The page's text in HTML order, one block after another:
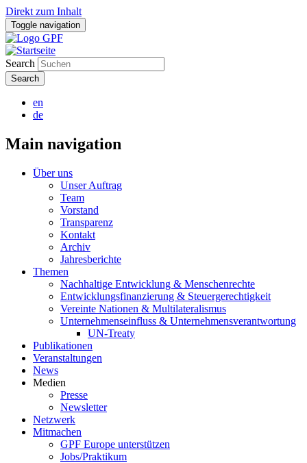
Direkt zum Inhalt
Toggle navigation
Search
en
de
Main navigation
Über uns
Unser Auftrag
Team
Vorstand
Transparenz
Kontakt
Archiv
Jahresberichte
Themen
Nachhaltige Entwicklung & Menschenrechte
Entwicklungsfinanzierung & Steuergerechtigkeit
Vereinte Nationen & Multilateralismus
Unternehmenseinfluss & Unternehmensverantwortung
UN-Treaty
Publikationen
Veranstaltungen
News
Medien
Presse
Newsletter
Netzwerk
Mitmachen
GPF Europe unterstützen
Jobs/Praktikum